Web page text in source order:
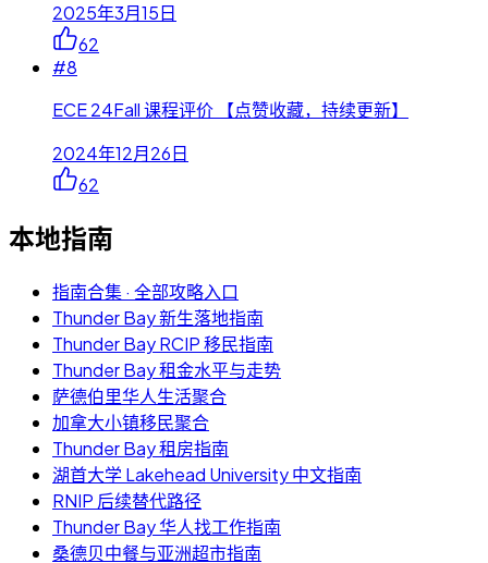
2025年3月15日
62
#8
ECE 24Fall 课程评价 【点赞收藏，持续更新】
2024年12月26日
62
本地指南
指南合集 · 全部攻略入口
Thunder Bay 新生落地指南
Thunder Bay RCIP 移民指南
Thunder Bay 租金水平与走势
萨德伯里华人生活聚合
加拿大小镇移民聚合
Thunder Bay 租房指南
湖首大学 Lakehead University 中文指南
RNIP 后续替代路径
Thunder Bay 华人找工作指南
桑德贝中餐与亚洲超市指南